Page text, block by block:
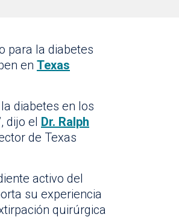
para la diabetes
en Texas
diabetes en los
dijo el Dr. Ralph
de Texas
activo del
su experiencia
quirúrgica